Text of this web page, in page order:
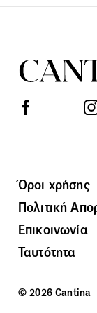
Όροι χρήσης
Πολιτική
Επικοινωνία
Ταυτότητα
© 2026 Cantina